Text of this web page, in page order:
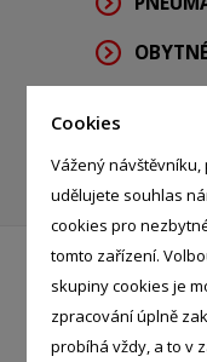
Cookies
Vážený
udělujete souhlas
cookies pro
tomto zařízení.
skupiny cookies je
zpracování úplně
probíhá vždy, a to v
o. - %